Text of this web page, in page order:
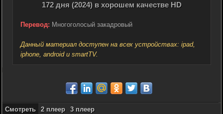
172 дня (2024) в хорошем качестве HD
Перевод: Многоголосый закадровый
Данный материал доступен на всех устройствах: ipad,
iphone, android и smartTV.
Смотреть 2 плеер 3 плеер